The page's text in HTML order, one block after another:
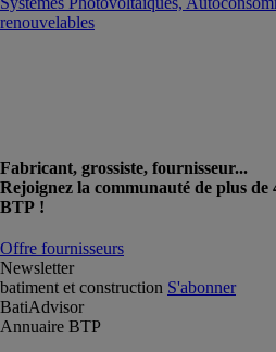
renouvelables
Fabricant, grossiste, fournisseur...
Rejoignez la communauté de plus de
BTP !
Offre fournisseurs
Newsletter
batiment et construction S'abonner
BatiAdvisor
Annuaire BTP